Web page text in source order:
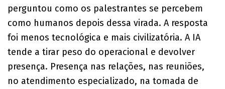
perguntou como os palestrantes se percebem
como humanos depois dessa virada. A resposta
foi menos tecnológica e mais civilizatória. A IA
tende a tirar peso do operacional e devolver
presença. Presença nas relações, nas reuniões,
no atendimento especializado, na tomada de